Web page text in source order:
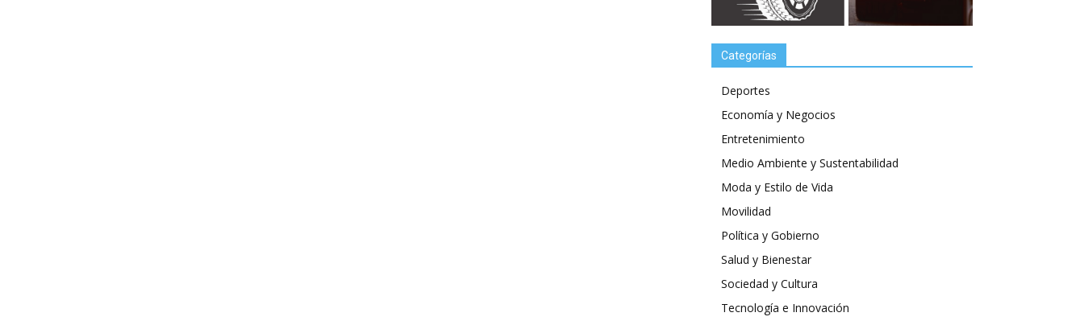
Categorías
Deportes
Economía y Negocios
Entretenimiento
Medio Ambiente y Sustentabilidad
Moda y Estilo de Vida
Movilidad
Política y Gobierno
Salud y Bienestar
Sociedad y Cultura
Tecnología e Innovación